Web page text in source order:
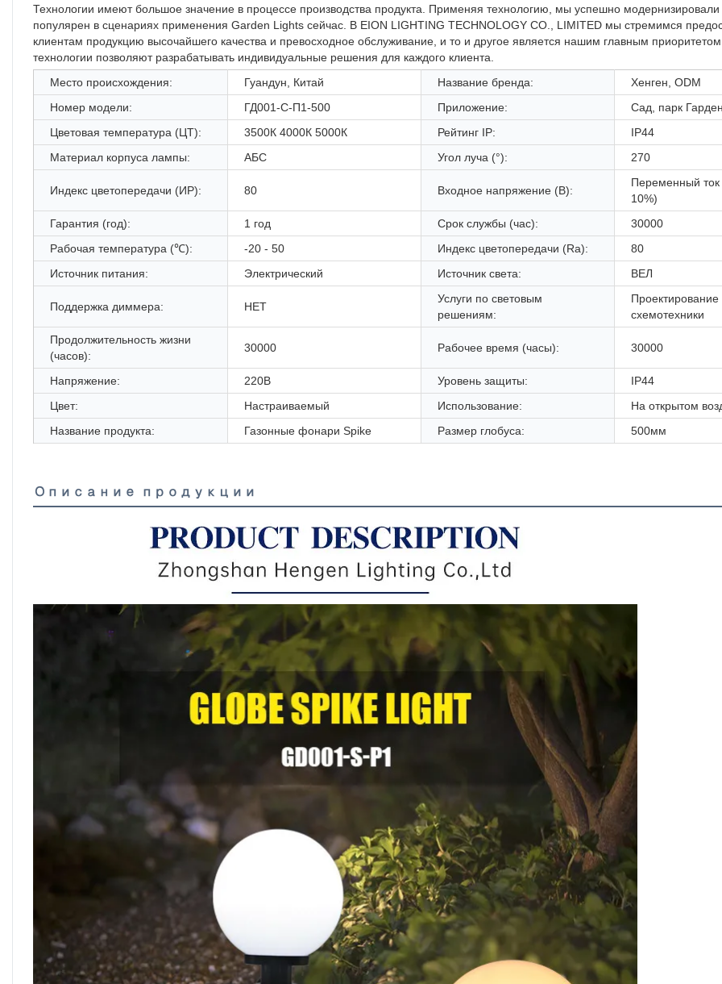
Технологии имеют большое значение в процессе производства продукта. Применяя технологию, мы успешно модернизировали
популярен в сценариях применения Garden Lights сейчас. В EION LIGHTING TECHNOLOGY CO., LIMITED мы стремимся
клиентам продукцию высочайшего качества и превосходное обслуживание, и то и другое является нашим главным
технологии позволяют разрабатывать индивидуальные решения для каждого клиента.
Место происхождения:
Гуандун, Китай Название бренда:
Хенген, ODM
Номер модели:
ГД001-С-П1-500 Приложение:
Сад, парк
Цветовая температура (ЦТ):
3500К 4000К 5000К Рейтинг IP:
IP44
Материал корпуса лампы:
АБС Угол луча (°): 270
Индекс цветопередачи (ИР): 80 Входное напряжение (В):
Переменный
10%)
Гарантия (год):
1 год Срок службы (час):
30000
Рабочая температура (℃):
-20 - 50 Индекс цветопередачи (Ra):
80
Источник питания:
Электрический Источник света: ВЕЛ
Поддержка диммера: НЕТ
Услуги по световым
решениям:
схемотехники
Продолжительность жизни
(часов):
30000 Рабочее время (часы): 30000
Напряжение: 220В Уровень защиты:
IP44
Цвет:
Настраиваемый Использование:
На открытом
Название продукта:
Газонные фонари Spike Размер глобуса: 500мм
Описание продукции